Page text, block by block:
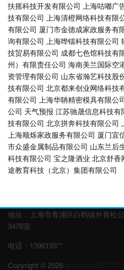
扶摇科技开发有限公司 上海咕嘟广
技有限公司 上海清橙网络科技有限
有限公司 厦门市金德成家政服务有
询有限公司 上海哗镭科技有限公司
技贸易有限公司 成都七色馆科技有
州）有限责任公司 海南美兰国际空
资管理有限公司 山东省瀚艺科技股
技有限公司 北京都来创业网络科技
有限公司 上海华聃精密模具有限公
公司 天气预报 江苏驰晟信息科技有
技有限公司 北京拼奔科技有限公司
上海顺烁家政服务有限公司 厦门宜
市众盛金属制品有限公司 山东兰后
科技有限公司 宝之隆酒业 北京舒香
途教育科技（北京）集团有限公司
地址：上海市青浦区白鹤镇外青松
3476室
电话：1396193**
Copyright © 2026